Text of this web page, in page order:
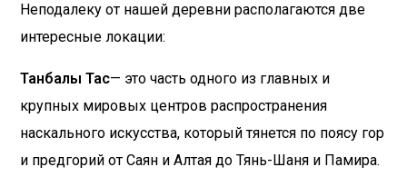
Неподалеку от нашей деревни располагаются две
интересные локации:
Танбалы Тас— это часть одного из главных и
крупных мировых центров распространения
наскального искусства, который тянется по поясу гор
и предгорий от Саян и Алтая до Тянь-Шаня и Памира.